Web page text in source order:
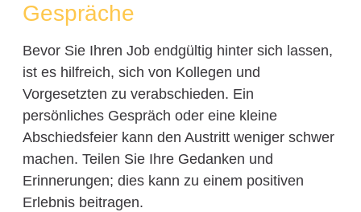
Gespräche
Bevor Sie Ihren Job endgültig hinter sich lassen,
ist es hilfreich, sich von Kollegen und
Vorgesetzten zu verabschieden. Ein
persönliches Gespräch oder eine kleine
Abschiedsfeier kann den Austritt weniger schwer
machen. Teilen Sie Ihre Gedanken und
Erinnerungen; dies kann zu einem positiven
Erlebnis beitragen.